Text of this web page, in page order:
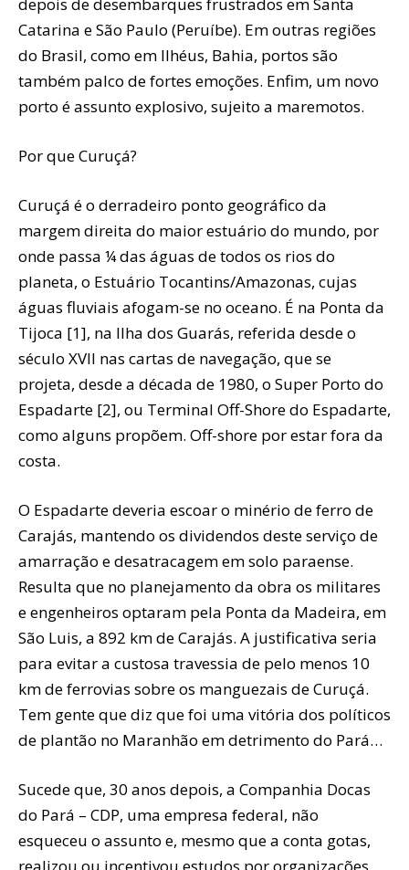
Catarina e São Paulo (Peruíbe). Em outras regiões
do Brasil, como em Ilhéus, Bahia, portos são
também palco de fortes emoções. Enfim, um novo
porto é assunto explosivo, sujeito a maremotos.
Por que Curuçá?
Curuçá é o derradeiro ponto geográfico da
margem direita do maior estuário do mundo, por
onde passa ¼ das águas de todos os rios do
planeta, o Estuário Tocantins/Amazonas, cujas
águas fluviais afogam-se no oceano. É na Ponta da
Tijoca [1], na Ilha dos Guarás, referida desde o
século XVII nas cartas de navegação, que se
projeta, desde a década de 1980, o Super Porto do
Espadarte [2], ou Terminal Off-Shore do Espadarte,
como alguns propõem. Off-shore por estar fora da
costa.
O Espadarte deveria escoar o minério de ferro de
Carajás, mantendo os dividendos deste serviço de
amarração e desatracagem em solo paraense.
Resulta que no planejamento da obra os militares
e engenheiros optaram pela Ponta da Madeira, em
São Luis, a 892 km de Carajás. A justificativa seria
para evitar a custosa travessia de pelo menos 10
km de ferrovias sobre os manguezais de Curuçá.
Tem gente que diz que foi uma vitória dos políticos
de plantão no Maranhão em detrimento do Pará…
Sucede que, 30 anos depois, a Companhia Docas
do Pará – CDP, uma empresa federal, não
esqueceu o assunto e, mesmo que a conta gotas,
realizou ou incentivou estudos por organizações